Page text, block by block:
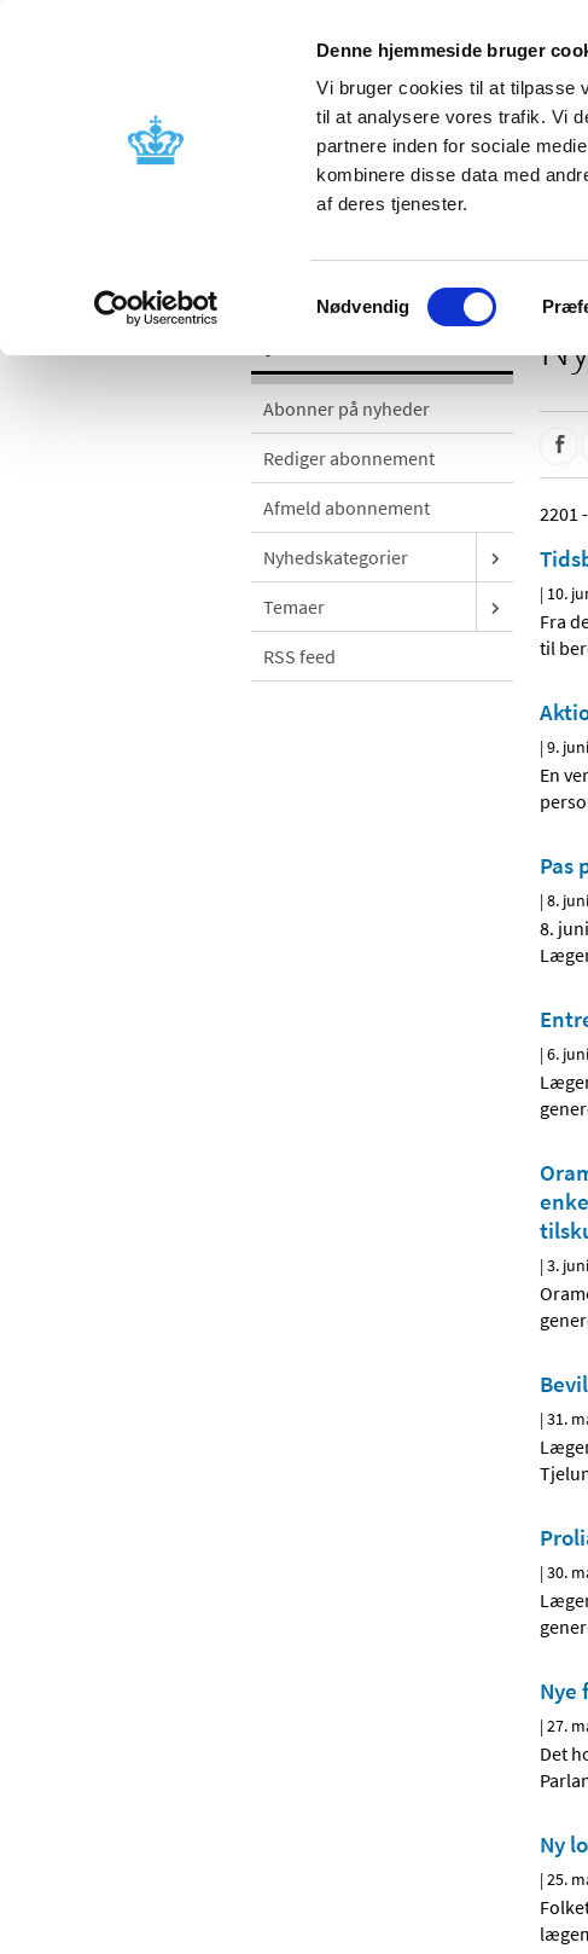
Denne hjemmeside bruger
Vi bruger cookies til at tilpasse
til at analysere vores trafik. Vi
partnere inden for sociale
kombinere disse data med
af deres tjenester.
Samtykkevalg
Nødvendig
Godkendelse og
Bivirkninger og
produktinformation
Abonner på nyheder
Rediger abonnement
Afmeld abonnement
Nyhedskategorier
Temaer
RSS feed
2201
| 10.
Fra
til
|9.
En
Pas
|8.
8.
|6.
|3.
|31.
|30.
Nye
|27.
Det
Ny
|25.